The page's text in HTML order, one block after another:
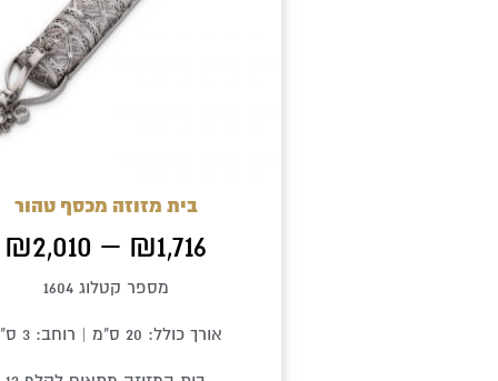
בית מזוזה מכסף טהור
₪1,716
–
₪2,010
מספר קטלוג 1604
אורך כולל: 20 ס"מ | רוחב: 3 ס"מ
ניתן
לבחור
את
המוצר